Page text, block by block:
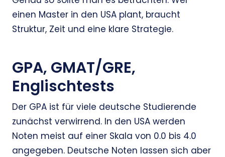
einen Master in den USA plant, braucht
Struktur, Zeit und eine klare Strategie.
GPA, GMAT/GRE,
Englischtests
Der GPA ist für viele deutsche Studierende
zunächst verwirrend. In den USA werden
Noten meist auf einer Skala von 0.0 bis 4.0
angegeben. Deutsche Noten lassen sich aber